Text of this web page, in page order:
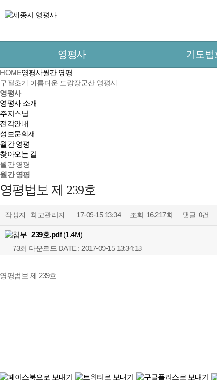
영평사 기도법
HOME영평사월간 영평
구절초가 아름다운 도량장군산 영평사
영평사
영평사 소개
주지스님
전각안내
성보문화재
월간 영평
찾아오는 길
월간 영평
월간 영평
영평법보 제 239호
작성자 최고관리자 17-09-15 13:34 조회 16,217회 댓글 0건
239호.pdf(1.4M)
73회 다운로드 DATE : 2017-09-15 13:34:18
영평법보 제 239호